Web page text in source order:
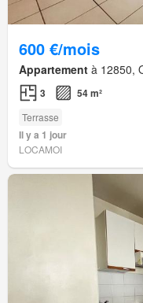
600 €/mois
Appartement à 12850,
3 54 m²
Terrasse
Il y a 1 jour
LOCAMOI